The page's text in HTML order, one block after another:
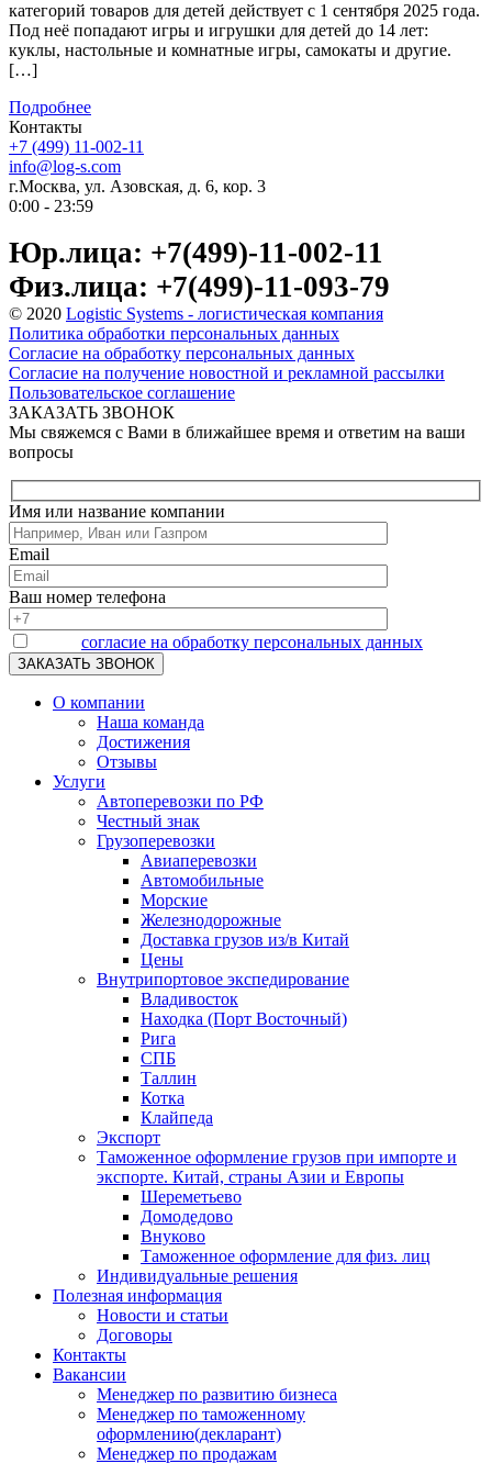
категорий товаров для детей действует с 1 сентября 2025 года.
Под неё попадают игры и игрушки для детей до 14 лет:
куклы, настольные и комнатные игры, самокаты и другие.
[…]
Подробнее
Контакты
+7 (499) 11-002-11
info@log-s.com
г.Москва, ул. Азовская, д. 6, кор. 3
0:00 - 23:59
Юр.лица: +7(499)-11-002-11
Физ.лица: +7(499)-11-093-79
© 2020 Logistic Systems - логистическая компания
Политика обработки персональных данных
Согласие на обработку персональных данных
Согласие на получение новостной и рекламной рассылки
Пользовательское соглашение
ЗАКАЗАТЬ ЗВОНОК
Мы свяжемся с Вами в ближайшее время и ответим на ваши
вопросы
Имя или название компании
Email
Ваш номер телефона
согласие на обработку персональных данных
О компании
Наша команда
Достижения
Отзывы
Услуги
Автоперевозки по РФ
Честный знак
Грузоперевозки
Авиаперевозки
Автомобильные
Морские
Железнодорожные
Доставка грузов из/в Китай
Цены
Внутрипортовое экспедирование
Владивосток
Находка (Порт Восточный)
Рига
СПБ
Таллин
Котка
Клайпеда
Экспорт
Таможенное оформление грузов при импорте и
экспорте. Китай, страны Азии и Европы
Шереметьево
Домодедово
Внуково
Таможенное оформление для физ. лиц
Индивидуальные решения
Полезная информация
Новости и статьи
Договоры
Контакты
Вакансии
Менеджер по развитию бизнеса
Менеджер по таможенному
оформлению(декларант)
Менеджер по продажам